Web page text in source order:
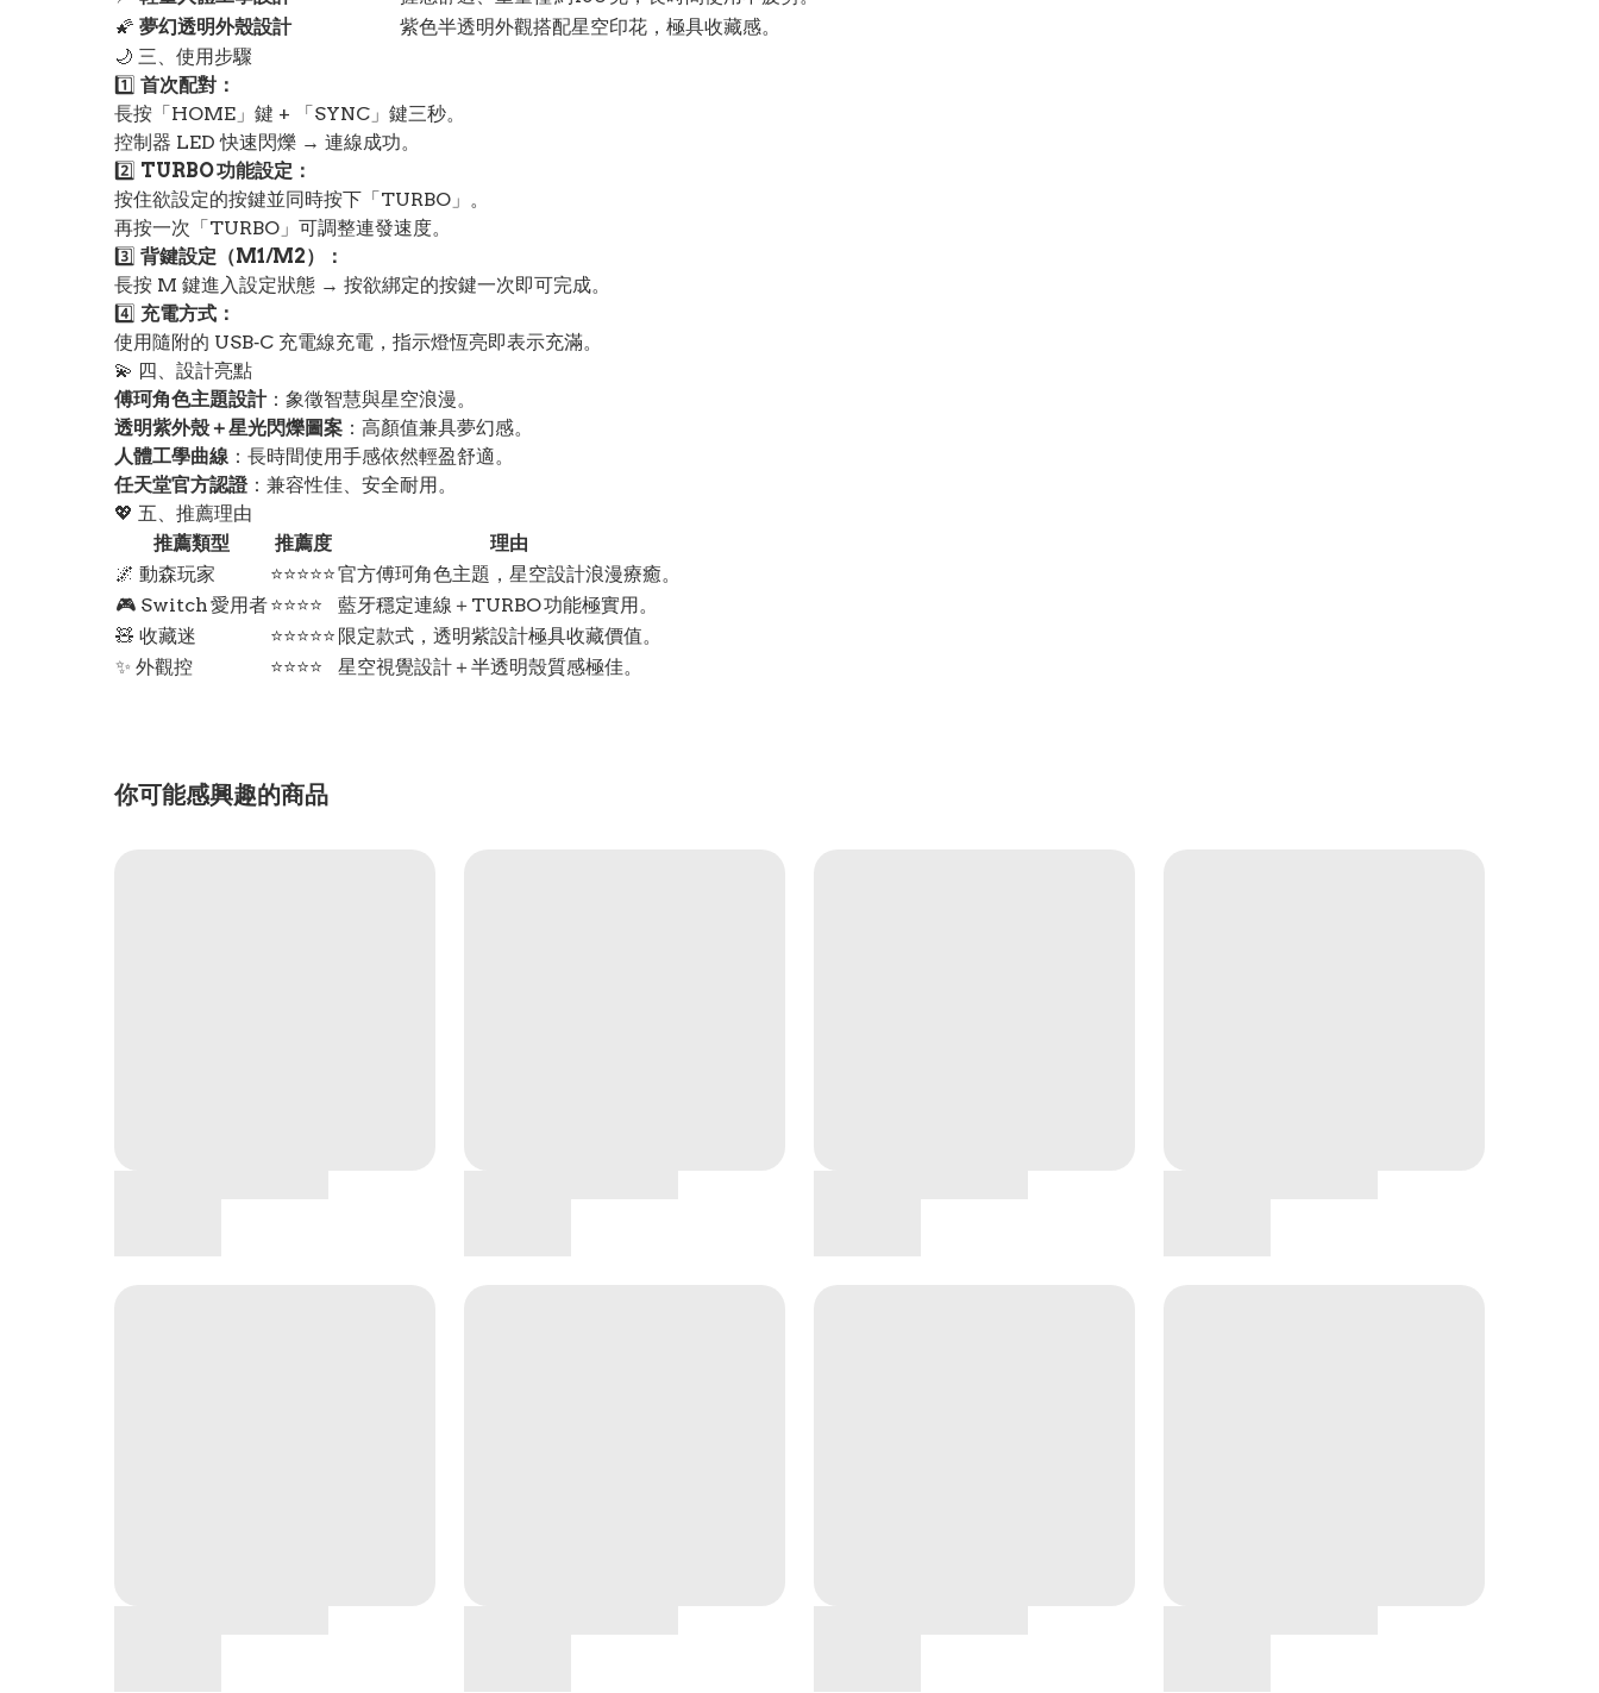
🌠 夢幻透明外殼設計
紫色半透明外觀搭配星空印花，極具收藏感。
🌙 三、使用步驟
1️⃣ 首次配對：
長按「HOME」鍵 + 「SYNC」鍵三秒。
控制器 LED 快速閃爍 → 連線成功。
2️⃣ TURBO 功能設定：
按住欲設定的按鍵並同時按下「TURBO」。
再按一次「TURBO」可調整連發速度。
3️⃣ 背鍵設定（M1/M2）：
長按 M 鍵進入設定狀態 → 按欲綁定的按鍵一次即可完成。
4️⃣ 充電方式：
使用隨附的 USB‑C 充電線充電，指示燈恆亮即表示充滿。
💫 四、設計亮點
傅珂角色主題設計：象徵智慧與星空浪漫。
透明紫外殼＋星光閃爍圖案 ：高顏值兼具夢幻感。
人體工學曲線 ：長時間使用手感依然輕盈舒適。
任天堂官方認證：兼容性佳、安全耐用。
💖 五、推薦理由
推薦類型
推薦度
理由
🌌 動森玩家
⭐⭐⭐⭐⭐官方傅珂角色主題，星空設計浪漫療癒。
🎮 Switch 愛用者⭐⭐⭐⭐
藍牙穩定連線＋TURBO 功能極實用。
🧸 收藏迷
⭐⭐⭐⭐⭐ 限定款式，透明紫設計極具收藏價值。
✨ 外觀控
⭐⭐⭐⭐ 星空視覺設計＋半透明殼質感極佳。
你可能感興趣的商品